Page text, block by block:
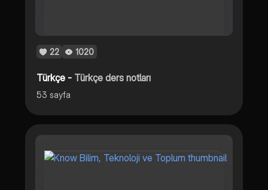
22 1020
Türkçe - Türkçe ders notları
53 sayfa